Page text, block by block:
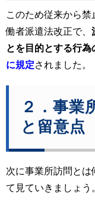
このため従来から
働者派遣法改正で、
とを目的とする行為
に規定されました。
２．事業
と留意点
次に事業所訪問と
て見ていきましょう